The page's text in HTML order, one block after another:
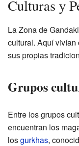
Culturas y
La Zona de
cultural. Aquí vivían
sus propias
Grupos
Entre los grupos
encuentran los
losgurkhas,